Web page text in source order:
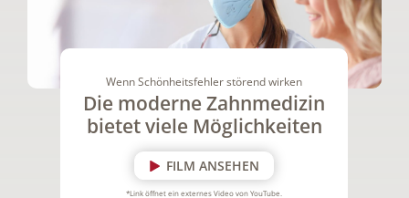
Wenn Schönheitsfehler störend wirken
Die moderne Zahnmedizin
bietet viele Möglichkeiten
FILM ANSEHEN
*Link öffnet ein externes Video von YouTube.